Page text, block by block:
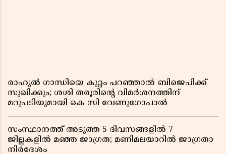
രാഹുൽ ഗാന്ധിയെ കുറ്റം പറഞ്ഞാൽ ബിജെപിക്ക്
സുഖിക്കും; ശശി തരൂരിന്റെ വിമർശനത്തിന്
മറുപടിയുമായി കെ സി വേണുഗോപാൽ
സംസ്ഥാനത്ത് അടുത്ത 5 ദിവസങ്ങളിൽ 7
ജില്ലകളിൽ മഞ്ഞ ജാഗ്രത; മണിമലയാറിൽ ജാഗ്രതാ
നിർദേശം